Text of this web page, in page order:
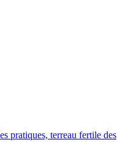
pratiques, terreau fertile des